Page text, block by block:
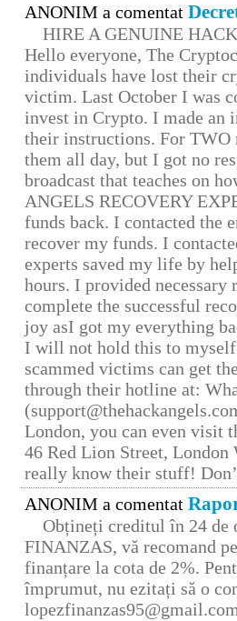
ANONIM a comentat
HIRE A GENUINE
Hello everyone, The
individuals have lost their
victim. Last October I was
invest in Crypto. I made
their instructions. For TWO
them all day, but I got no
broadcast that teaches on
ANGELS RECOVERY
funds back. I contacted the
recover my funds. I
experts saved my life by
hours. I provided
complete the successful
joy asI got my everything
I will not hold this to
scammed victims can get
through their hotline at:
London, you can even visit
46 Red Lion Street, London
really know their stuff!
ANONIM a comentat
Obțineți creditul în 24 de
FINANZAS, vă recomand
finanțare la cota de 2%.
împrumut, nu ezitați să o